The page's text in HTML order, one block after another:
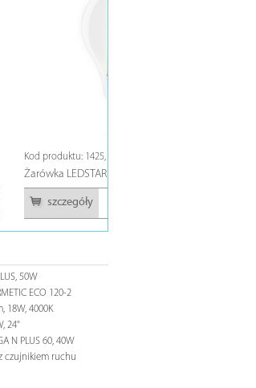
ZL-FE6813-40
E27, A68, 13W
14,50 zł
50W
ECO 120-2
18W, 4000K
24°
N PLUS 60, 40W
z czujnikiem ruchu